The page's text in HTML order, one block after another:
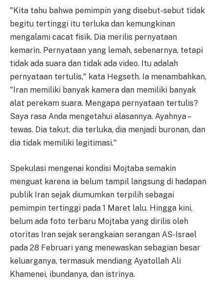
"Kita tahu bahwa pemimpin yang disebut-sebut tidak
begitu tertinggi itu terluka dan kemungkinan
mengalami cacat fisik. Dia merilis pernyataan
kemarin. Pernyataan yang lemah, sebenarnya, tetapi
tidak ada suara dan tidak ada video. Itu adalah
pernyataan tertulis," kata Hegseth. Ia menambahkan,
"Iran memiliki banyak kamera dan memiliki banyak
alat perekam suara. Mengapa pernyataan tertulis?
Saya rasa Anda mengetahui alasannya. Ayahnya –
tewas. Dia takut, dia terluka, dia menjadi buronan, dan
dia tidak memiliki legitimasi."
Spekulasi mengenai kondisi Mojtaba semakin
menguat karena ia belum tampil langsung di hadapan
publik Iran sejak diumumkan terpilih sebagai
pemimpin tertinggi pada 1 Maret lalu. Hingga kini,
belum ada foto terbaru Mojtaba yang dirilis oleh
otoritas Iran sejak serangkaian serangan AS-Israel
pada 28 Februari yang menewaskan sebagian besar
keluarganya, termasuk mendiang Ayatollah Ali
Khamenei, ibundanya, dan istrinya.